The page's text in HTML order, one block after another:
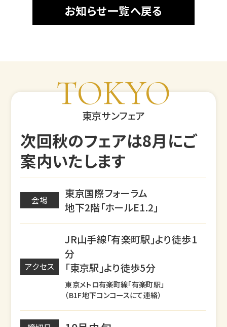
お知らせ一覧へ戻る
TOKYO
東京サンフェア
次回秋のフェアは8月にご
案内いたします
会場
東京国際フォーラム
地下2階「ホールE1.2」
アクセス
JR山手線「有楽町駅」より徒歩1
分
「東京駅」より徒歩5分
東京メトロ有楽町線「有楽町駅」
（B1F地下コンコースにて連絡）